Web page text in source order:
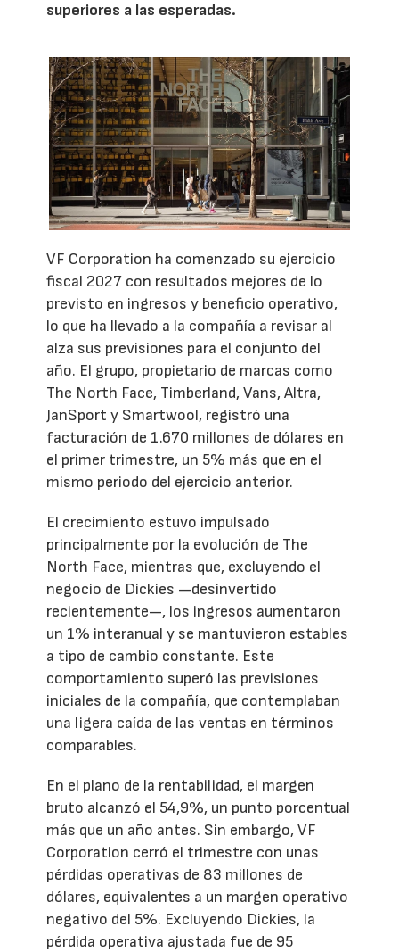
superiores a las esperadas.
VF Corporation ha comenzado su ejercicio
fiscal 2027 con resultados mejores de lo
previsto en ingresos y beneficio operativo,
lo que ha llevado a la compañía a revisar al
alza sus previsiones para el conjunto del
año. El grupo, propietario de marcas como
The North Face, Timberland, Vans, Altra,
JanSport y Smartwool, registró una
facturación de 1.670 millones de dólares en
el primer trimestre, un 5% más que en el
mismo periodo del ejercicio anterior.
El crecimiento estuvo impulsado
principalmente por la evolución de The
North Face, mientras que, excluyendo el
negocio de Dickies —desinvertido
recientemente—, los ingresos aumentaron
un 1% interanual y se mantuvieron estables
a tipo de cambio constante. Este
comportamiento superó las previsiones
iniciales de la compañía, que contemplaban
una ligera caída de las ventas en términos
comparables.
En el plano de la rentabilidad, el margen
bruto alcanzó el 54,9%, un punto porcentual
más que un año antes. Sin embargo, VF
Corporation cerró el trimestre con unas
pérdidas operativas de 83 millones de
dólares, equivalentes a un margen operativo
negativo del 5%. Excluyendo Dickies, la
pérdida operativa ajustada fue de 95